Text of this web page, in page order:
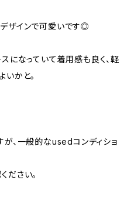
ザインで可愛いです◎
になっていて着用感も良く、軽
かと。
、一般的なusedコンディショ
ださい。